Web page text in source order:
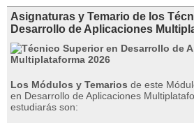
Asignaturas y Temario de los
Desarrollo de Aplicaciones
Los Módulos y Temarios de este
en Desarrollo de Aplicaciones
estudiarás son: